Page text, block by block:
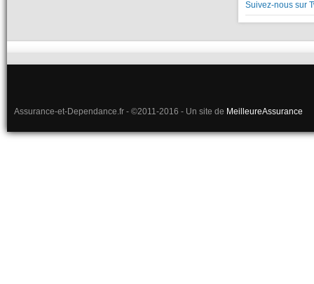
Suivez-nous sur
Assurance-et-Dependance.fr - ©2011-2016 - Un site de MeilleureAssurance